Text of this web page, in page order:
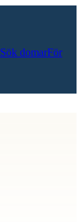
Sök domarFör